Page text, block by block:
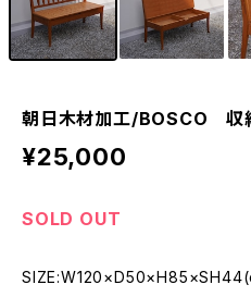
朝日木材加工/BOSCO 収
¥25,000
SOLD OUT